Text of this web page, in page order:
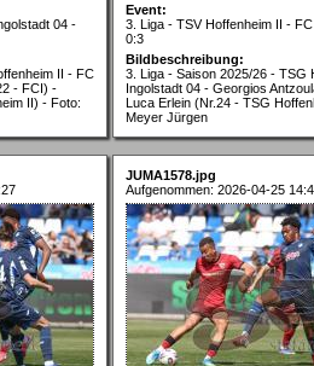
04 -
II - FC
- FCI) -
II) - Foto:
Event:
3. Liga - TSV Hoffenheim II -
0:3
Bildbeschreibung:
3. Liga - Saison 2025/26 - TSG
Ingolstadt 04 - Georgios
Luca Erlein (Nr.24 - TSG
Meyer Jürgen
JUMA1578.jpg
Aufgenommen: 2026-04-25